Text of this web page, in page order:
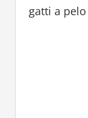
gatti a